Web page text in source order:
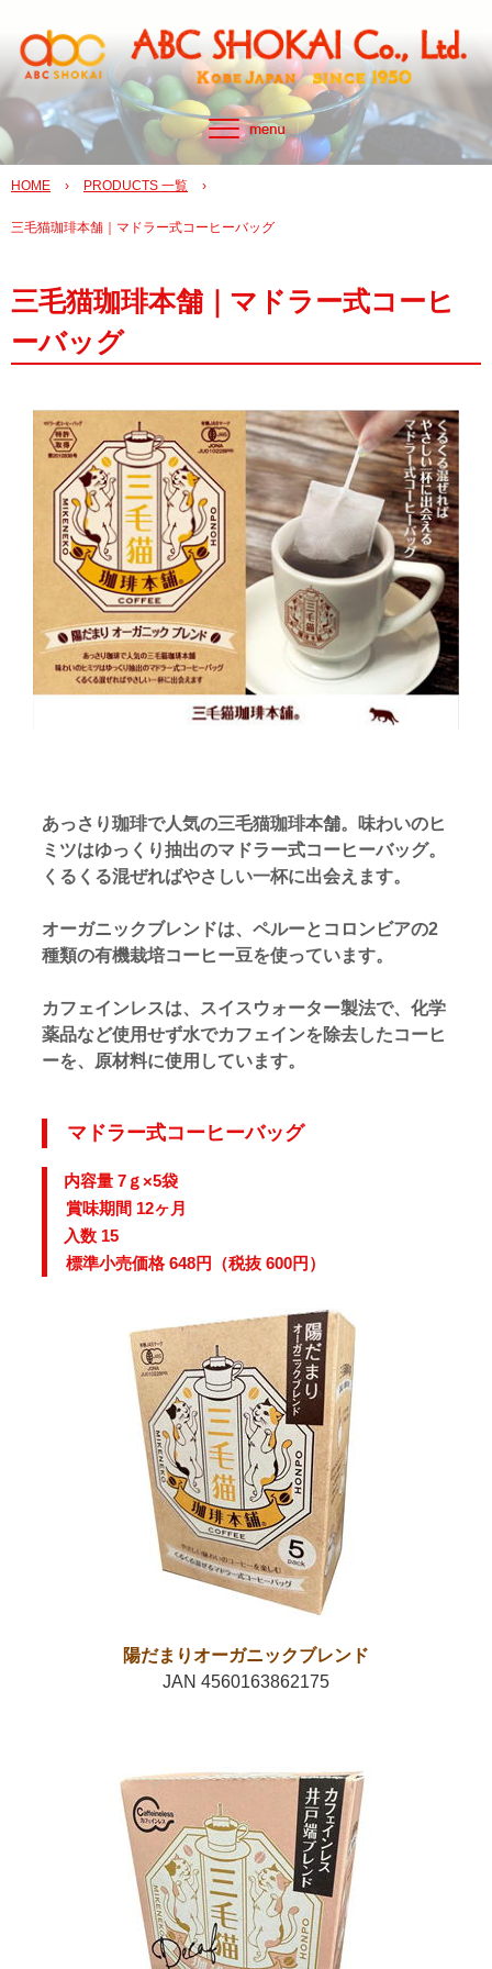
HOME › PRODUCTS 一覧 ›
三毛猫珈琲本舗｜マドラー式コーヒーバッグ
三毛猫珈琲本舗｜マドラー式コーヒ
ーバッグ
あっさり珈琲で人気の三毛猫珈琲本舗。
味わいのヒ
ミツはゆっくり抽出のマドラー式コーヒーバッグ。
くるくる混ぜればやさしい一杯に出会えます。
オーガニックブレンドは、ペルーとコロンビアの2
種類の有機栽培コーヒー豆を使っています。
カフェインレスは、スイスウォーター製法で、化学
薬品など使用せず水でカフェインを除去したコーヒ
ーを、原材料に使用しています。
マドラー式コーヒーバッグ
内容量 7ｇ×5袋
賞味期間 12ヶ月
入数 15
標準小売価格 648円（税抜 600円）
陽だまりオーガニックブレンド
JAN 4560163862175